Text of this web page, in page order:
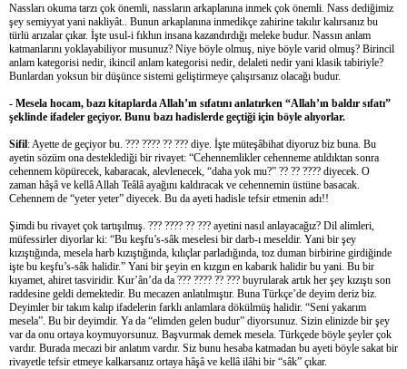
Nassları okuma tarzı çok önemli, nassların arkaplanına inmek çok önemli. Nass dediğimiz
şey semiyyat yani nakliyât.. Bunun arkaplanına inmedikçe zahirine takılır kalırsanız bu
türlü arızalar çıkar. İşte usul-i fıkhın insana kazandırdığı meleke budur. Nassın anlam
katmanlarını yoklayabiliyor musunuz? Niye böyle olmuş, niye böyle varid olmuş? Birincil
anlam kategorisi nedir, ikincil anlam kategorisi nedir, delaleti nedir yani klasik tabiriyle?
Bunlardan yoksun bir düşünce sistemi geliştirmeye çalışırsanız olacağı budur.
- Mesela hocam, bazı kitaplarda Allah’ın sıfatını anlatırken “Allah’ın baldır sıfatı”
şeklinde ifadeler geçiyor. Bunu bazı hadislerde geçtiği için böyle alıyorlar.
Sifil: Ayette de geçiyor bu. ??? ???? ?? ??? diye. İşte müteşâbihat diyoruz biz buna. Bu
ayetin sözüm ona desteklediği bir rivayet: “Cehennemlikler cehenneme atıldıktan sonra
cehennem köpürecek, kabaracak, alevlenecek, “daha yok mu?” ?? ?? ???? diyecek. O
zaman hâşâ ve kellâ Allah Teâlâ ayağını kaldıracak ve cehennemin üstüne basacak.
Cehennem de “yeter yeter” diyecek. Bu da ayeti hadisle tefsir etmenin adı!!
Şimdi bu rivayet çok tartışılmış. ??? ???? ?? ??? ayetini nasıl anlayacağız? Dil alimleri,
müfessirler diyorlar ki: “Bu keşfu’s-sâk meselesi bir darb-ı meseldir. Yani bir şey
kızıştığında, mesela harb kızıştığında, kılıçlar parladığında, toz duman birbirine girdiğinde
işte bu keşfu’s-sâk halidir.” Yani bir şeyin en kızgın en kabarık halidir bu yani. Bu bir
kıyamet, ahiret tasviridir. Kur’ân’da da ??? ???? ?? ??? buyrularak artık her şey kızıştı son
raddesine geldi demektedir. Bu mecazen anlatılmıştır. Buna Türkçe’de deyim deriz biz.
Deyimler bir takım kalıp ifadelerin farklı anlamlara dökülmüş halidir. “Seni yakarım
mesela”. Bu bir deyimdir. Ya da “elimden gelen budur” diyorsunuz. Sizin elinizde bir şey
var da onu ortaya koymuyorsunuz. Başvurmak demek mesela. Türkçede böyle şeyler çok
vardır. Burada mecazi bir anlatım vardır. Siz bunu hesaba katmadan bu ayeti böyle sakat bir
rivayetle tefsir etmeye kalkarsanız ortaya hâşâ ve kellâ ilâhi bir “sâk” çıkar.